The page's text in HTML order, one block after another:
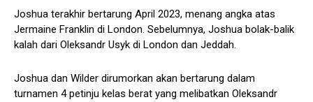
Joshua terakhir bertarung April 2023, menang angka atas
Jermaine Franklin di London. Sebelumnya, Joshua bolak-balik
kalah dari Oleksandr Usyk di London dan Jeddah.
Joshua dan Wilder dirumorkan akan bertarung dalam
turnamen 4 petinju kelas berat yang melibatkan Oleksandr